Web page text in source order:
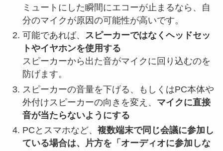
ミュートにした瞬間にエコーが止まるなら、自
分のマイクが原因の可能性が高いです。
可能であれば、 スピーカーではなくヘッドセッ
トやイヤホンを使用する
スピーカーから出た音がマイクに回り込むのを
防げます。
スピーカーの音量を下げる、もしくはPC本体や
外付けスピーカーの向きを変え、 マイクに直接
音が当たらないようにする
PCとスマホなど、 複数端末で同じ会議に参加し
ている場合は、片方を「オーディオに参加しな